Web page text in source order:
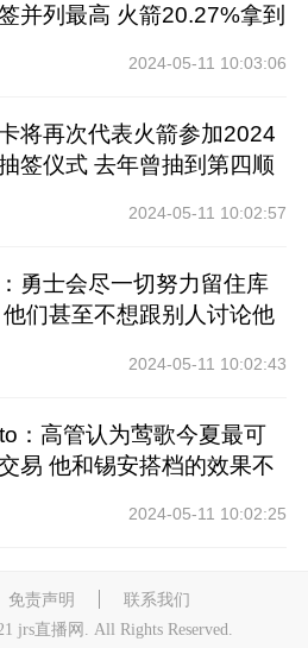
并列最高 火箭20.27%拿到
2024-05-11 10:03:06
将再次代表火箭参加2024
签仪式 去年曾抽到第四顺
2024-05-11 10:02:57
勇士会尽一切努力留住库
们甚至不想跟别人讨论他
2024-05-11 10:02:43
：高管认为莺歌今夏最可
易 他和锡安搭档的效果不
2024-05-11 10:02:25
免责声明
联系我们
jrs直播网. All Rights Reserved.